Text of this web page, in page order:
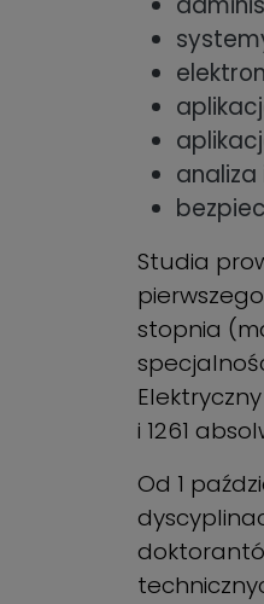
Studia
stopnia
i 1261
Od 1